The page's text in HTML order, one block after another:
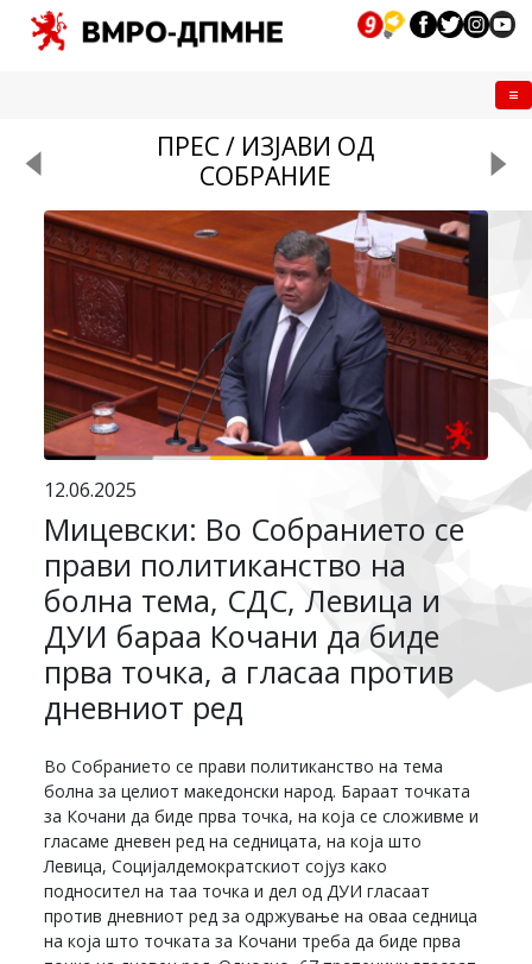
ПРЕС / ИЗЈАВИ ОД
СОБРАНИЕ
12.06.2025
Мицевски: Во Собранието се
прави политиканство на
болна тема, СДС, Левица и
ДУИ бараа Кочани да биде
прва точка, а гласаа против
дневниот ред
Во Собранието се прави политиканство на тема
болна за целиот македонски народ. Бараат точката
за Кочани да биде прва точка, на која се сложивме и
гласаме дневен ред на седницата, на која што
Левица, Социјалдемократскиот сојуз како
подносител на таа точка и дел од ДУИ гласаат
против дневниот ред за одржување на оваа седница
на која што точката за Кочани треба да биде прва